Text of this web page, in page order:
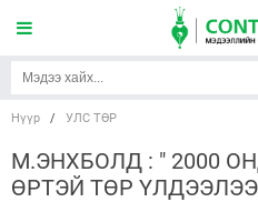
Нүүр / УЛС ТӨР
М.ЭНХБОЛД : " 2000
ӨРТЭЙ ТӨР